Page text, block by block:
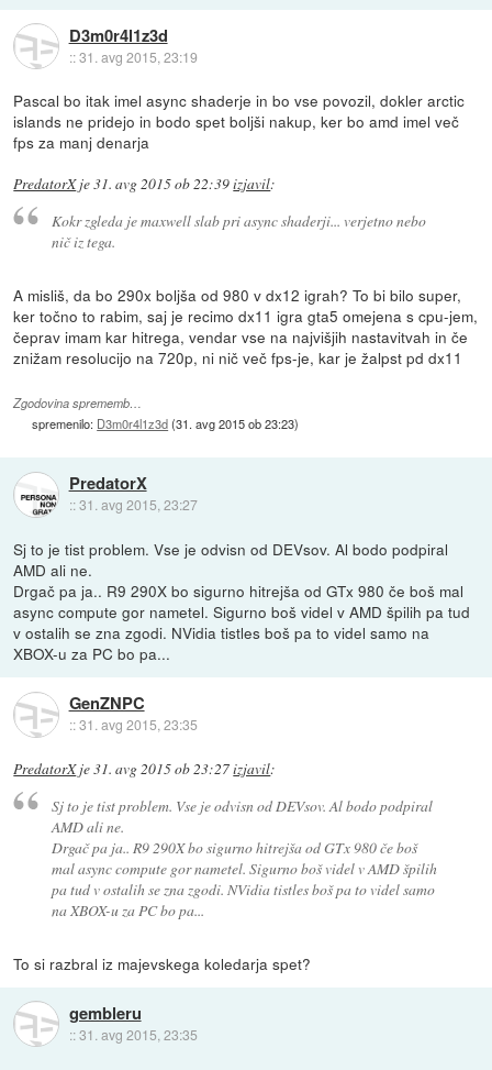
D3m0r4l1z3d
::31. avg 2015, 23:19
Pascal bo itak imel async shaderje in bo vse povozil, dokler arctic
islands ne pridejo in bodo spet boljši nakup, ker bo amd imel več
fps za manj denarja
PredatorXje31. avg 2015 ob 22:39izjavil:
Kokr zgleda je maxwell slab pri async shaderji... verjetno nebo
nič iz tega.
A misliš, da bo 290x boljša od 980 v dx12 igrah? To bi bilo super,
ker točno to rabim, saj je recimo dx11 igra gta5 omejena s cpu-jem,
čeprav imam kar hitrega, vendar vse na najvišjih nastavitvah in če
znižam resolucijo na 720p, ni nič več fps-je, kar je žalpst pd dx11
Zgodovina sprememb…
spremenilo: D3m0r4l1z3d(31. avg 2015 ob 23:23)
PredatorX
::31. avg 2015, 23:27
Sj to je tist problem. Vse je odvisn od DEVsov. Al bodo podpiral
AMD ali ne.
Drgač pa ja.. R9 290X bo sigurno hitrejša od GTx 980 če boš mal
async compute gor nametel. Sigurno boš videl v AMD špilih pa tud
v ostalih se zna zgodi. NVidia tistles boš pa to videl samo na
XBOX-u za PC bo pa...
GenZNPC
::31. avg 2015, 23:35
PredatorXje31. avg 2015 ob 23:27izjavil:
Sj to je tist problem. Vse je odvisn od DEVsov. Al bodo podpiral
AMD ali ne.
Drgač pa ja.. R9 290X bo sigurno hitrejša od GTx 980 če boš
mal async compute gor nametel. Sigurno boš videl v AMD špilih
pa tud v ostalih se zna zgodi. NVidia tistles boš pa to videl samo
na XBOX-u za PC bo pa...
To si razbral iz majevskega koledarja spet?
gembleru
::31. avg 2015, 23:35